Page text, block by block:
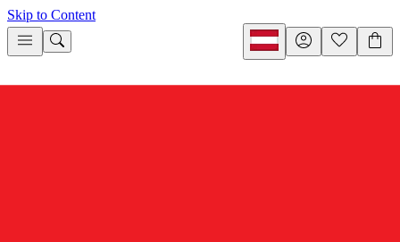
Skip to Content